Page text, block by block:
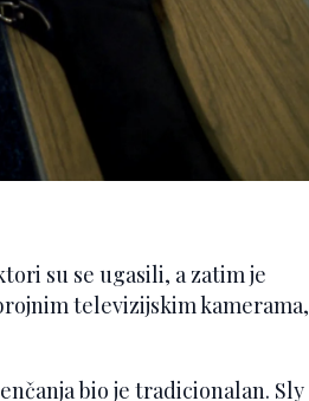
su se ugasili, a zatim je
televizijskim kamerama,
bio je tradicionalan. Sly